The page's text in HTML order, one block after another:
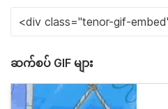
ဆက်စပ် GIF များ